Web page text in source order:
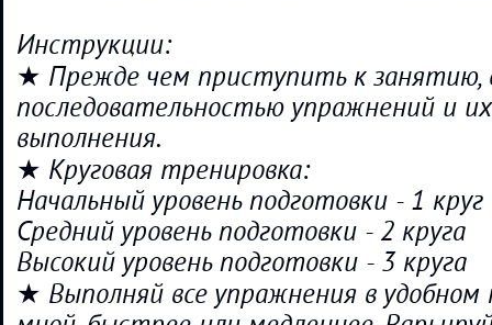
Инструкции:
★ Прежде чем приступить к занятию,
последовательностью упражнений и
выполнения.
★ Круговая тренировка:
Начальный уровень подготовки - 1 круг
Средний уровень подготовки - 2 круга
Высокий уровень подготовки - 3 круга
★ Выполняй все упражнения в